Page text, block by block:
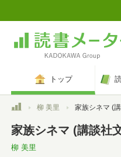
トップ
トップ柳 美里 家族シネマ (
家族シネマ (講談社
柳 美里